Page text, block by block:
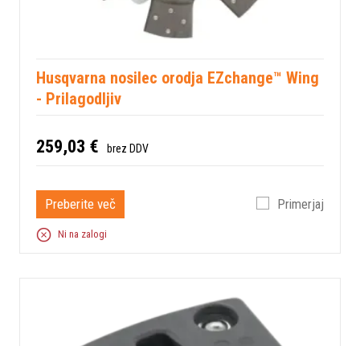
Husqvarna nosilec orodja EZchange™ Wing
- Prilagodljiv
259,03 € brez DDV
Preberite več Primerjaj
Ni na zalogi